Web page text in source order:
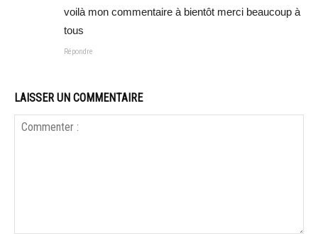
voilà mon commentaire à bientôt merci beaucoup à
tous
Répondre
LAISSER UN COMMENTAIRE